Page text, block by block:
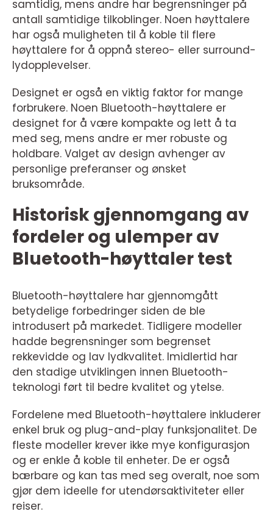
samtidig, mens andre har begrensninger på
antall samtidige tilkoblinger. Noen høyttalere
har også muligheten til å koble til flere
høyttalere for å oppnå stereo- eller surround-
lydopplevelser.
Designet er også en viktig faktor for mange
forbrukere. Noen Bluetooth-høyttalere er
designet for å være kompakte og lett å ta
med seg, mens andre er mer robuste og
holdbare. Valget av design avhenger av
personlige preferanser og ønsket
bruksområde.
Historisk gjennomgang av
fordeler og ulemper av
Bluetooth-høyttaler test
Bluetooth-høyttalere har gjennomgått
betydelige forbedringer siden de ble
introdusert på markedet. Tidligere modeller
hadde begrensninger som begrenset
rekkevidde og lav lydkvalitet. Imidlertid har
den stadige utviklingen innen Bluetooth-
teknologi ført til bedre kvalitet og ytelse.
Fordelene med Bluetooth-høyttalere inkluderer
enkel bruk og plug-and-play funksjonalitet. De
fleste modeller krever ikke mye konfigurasjon
og er enkle å koble til enheter. De er også
bærbare og kan tas med seg overalt, noe som
gjør dem ideelle for utendørsaktiviteter eller
reiser.